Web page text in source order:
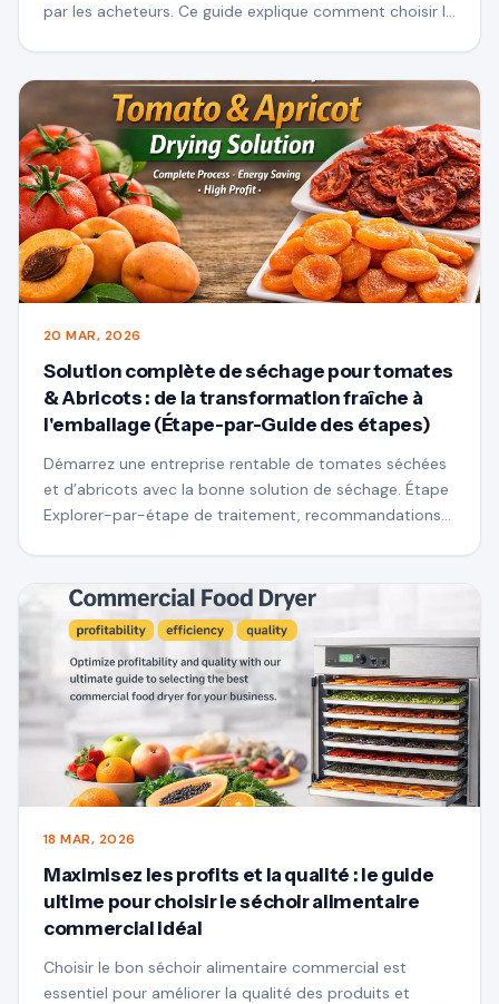
par les acheteurs. Ce guide explique comment choisir la
d'air et du retour sur investissement, vous aidant ainsi à
réaliser un investissement plus intelligent et à maximiser
vos profits.
20 MAR, 2026
Solution complète de séchage pour tomates
& Abricots : de la transformation fraîche à
l'emballage (Étape-par-Guide des étapes)
Démarrez une entreprise rentable de tomates séchées
et d’abricots avec la bonne solution de séchage. Étape
Explorer-par-étape de traitement, recommandations
18 MAR, 2026
Maximisez les profits et la qualité : le guide
ultime pour choisir le séchoir alimentaire
commercial idéal
Choisir le bon séchoir alimentaire commercial est
essentiel pour améliorer la qualité des produits et